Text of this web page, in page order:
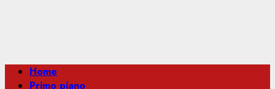
Menu
principale
Home
Primo piano